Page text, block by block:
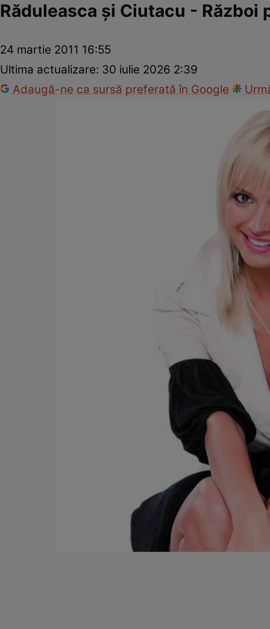
Răduleasca şi Ciutacu - Război
24 martie 2011 16:55
Ultima actualizare: 30 iulie 2026 2:39
Adaugă-ne ca sursă preferată în Google